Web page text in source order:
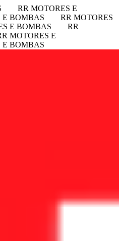
RR MOTORES E
E BOMBAS
RR MOTORES
E BOMBAS
RR
MOTORES E
E BOMBAS